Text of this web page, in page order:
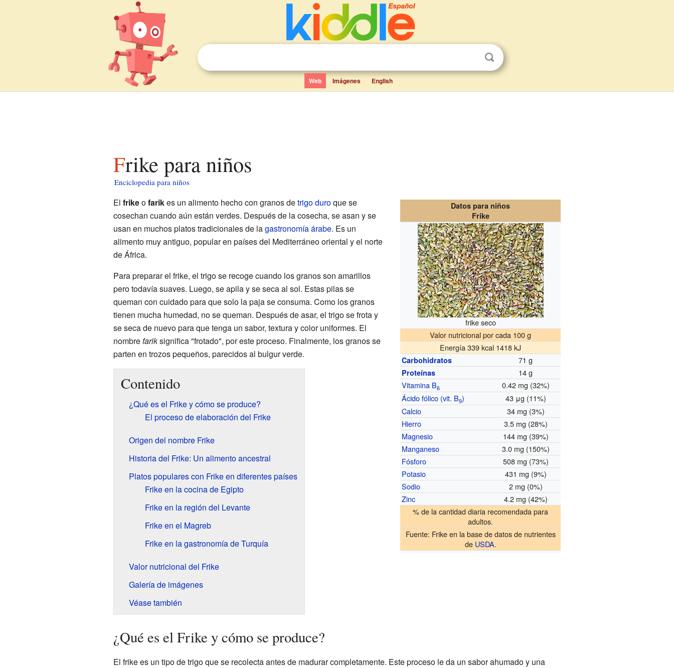
Web Imágenes English
Frike para niños
Enciclopedia para niños
Datos para niños
Frike
frike seco
Valor nutricional por cada 100 g
Energía 339 kcal 1418 kJ
Carbohidratos 71 g
Proteínas
14 g
Vitamina B6
0.42 mg (32%)
Ácido fólico (vit. B9)
43 μg (11%)
Calcio
34 mg (3%)
Hierro
3.5 mg (28%)
Magnesio
144 mg (39%)
Manganeso
3.0 mg (150%)
Fósforo
508 mg (73%)
Potasio
431 mg (9%)
Sodio
2 mg (0%)
Zinc
4.2 mg (42%)
% de la cantidad diaria recomendada para
adultos.
Fuente: Frikeen la base de datos de nutrientes
de USDA.
El frikeofarikes un alimento hecho con granos detrigo duroque se
cosechan cuando aún están verdes. Después de la cosecha, se asan y se
usan en muchos platos tradicionales de lagastronomía árabe. Es un
alimento muy antiguo, popular en países del Mediterráneo oriental y el norte
de África.
Para preparar el frike, el trigo se recoge cuando los granos son amarillos
pero todavía suaves. Luego, se apila y se seca al sol. Estas pilas se
queman con cuidado para que solo la paja se consuma. Como los granos
tienen mucha humedad, no se queman. Después de asar, el trigo se frota y
se seca de nuevo para que tenga un sabor, textura y color uniformes. El
nombrefariksignifica "frotado", por este proceso. Finalmente, los granos se
parten en trozos pequeños, parecidos al bulgur verde.
Contenido
¿Qué es el Frike y cómo se produce?
El proceso de elaboración del Frike
Origen del nombre Frike
Historia del Frike: Un alimento ancestral
Platos populares con Frike en diferentes países
Frike en la cocina de Egipto
Frike en la región del Levante
Frike en el Magreb
Frike en la gastronomía de Turquía
Valor nutricional del Frike
Galería de imágenes
Véase también
¿Qué es el Frike y cómo se produce?
El frike es un tipo de trigo que se recolecta antes de madurar completamente. Este proceso le da un sabor ahumado y una